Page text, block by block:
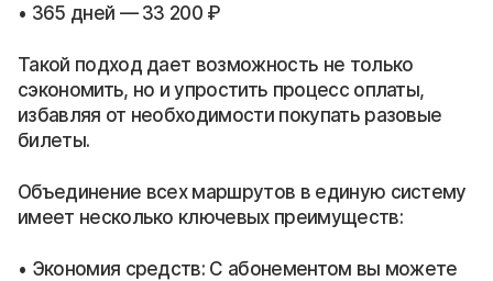
• 365 дней — 33 200 ₽
Такой подход дает возможность не только
сэкономить, но и упростить процесс оплаты,
избавляя от необходимости покупать разовые
билеты.
Объединение всех маршрутов в единую систему
имеет несколько ключевых преимуществ:
• Экономия средств: С абонементом вы можете